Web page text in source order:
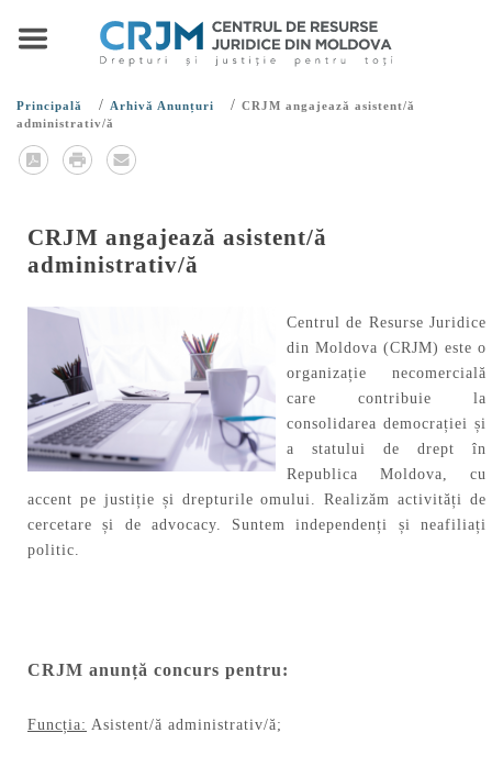
Principală / Arhivă Anunțuri / CRJM angajează asistent/ă
administrativ/ă
CRJM angajează asistent/ă
administrativ/ă
Centrul de Resurse Juridice
din Moldova (CRJM) este o
organizație necomercială
care contribuie la
consolidarea democrației și
a statului de drept în
Republica Moldova, cu
accent pe justiție și drepturile omului. Realizăm activități de
cercetare și de advocacy. Suntem independenți și neafiliați
politic.
CRJM anunță concurs pentru:
Funcția: Asistent/ă administrativ/ă;